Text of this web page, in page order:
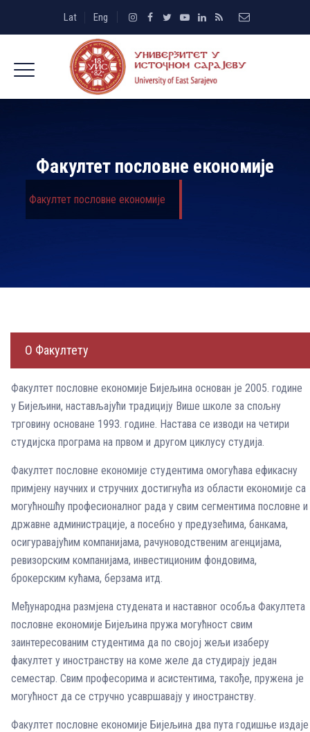
Lat Eng
Факултет пословне економије
Факултет пословне економије
О Факултету
Факултет пословне економије Бијељина основан je 2005. године
у Бијељини, настављајући традицију Више школе за спољну
трговину основане 1993. године. Настава се изводи на четири
студијска програма на првом и другом циклусу студија.
Факултет пословне економије студентима омогућава ефикасну
примјену научних и стручних достигнућа из области економије са
могућношћу професионалног рада у свим сегментима пословне и
државне администрације, а посебно у предузећима, банкама,
осигуравајућим компанијама, рачуноводственим агенцијама,
ревизорским компанијама, инвестиционим фондовима,
брокерским кућама, берзама итд.
Међународна размјена студената и наставног особља Факултета
пословне економије Бијељина пружа могућност свим
заинтересованим студентима да по својој жељи изаберу
факултет у иностранству на коме желе да студирају један
семестар. Свим професорима и асистентима, такође, пружена је
могућност да се стручно усавршавају у иностранству.
Факултет пословне економије Бијељина два пута годишње издаје